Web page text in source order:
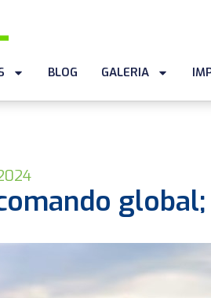
BLOG GALERIA